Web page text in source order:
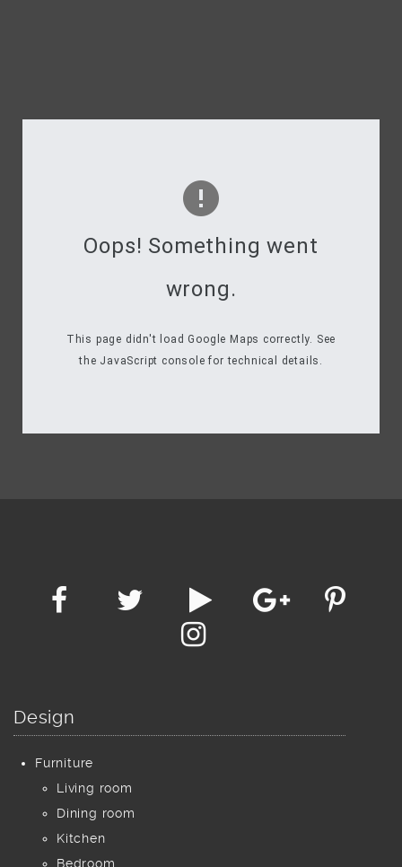
Oops! Something went
wrong.
This page didn't load Google Maps correctly. See
the JavaScript console for technical details.
Design
Furniture
Living room
Dining room
Kitchen
Bedroom